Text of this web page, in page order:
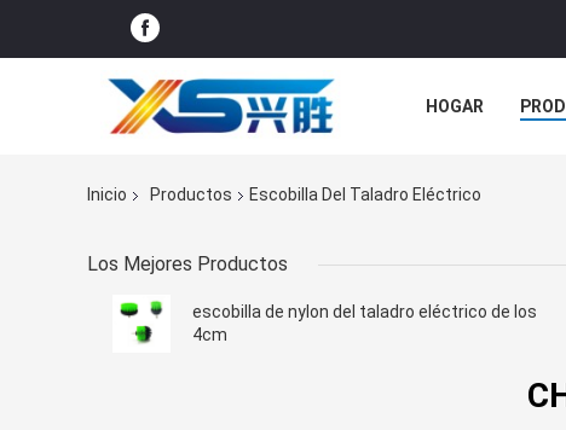
HOGAR
Inicio
Productos Escobilla Del Taladro Eléctrico
Los Mejores Productos
escobilla de nylon del taladro eléctrico de los
4cm